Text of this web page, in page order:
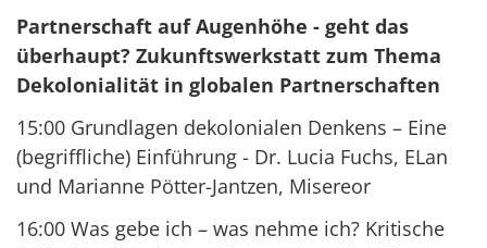
Partnerschaft auf Augenhöhe - geht das
überhaupt? Zukunftswerkstatt zum Thema
Dekolonialität in globalen Partnerschaften
15:00 Grundlagen dekolonialen Denkens – Eine
(begriffliche) Einführung - Dr. Lucia Fuchs, ELan
und Marianne Pötter-Jantzen, Misereor
16:00 Was gebe ich – was nehme ich? Kritische